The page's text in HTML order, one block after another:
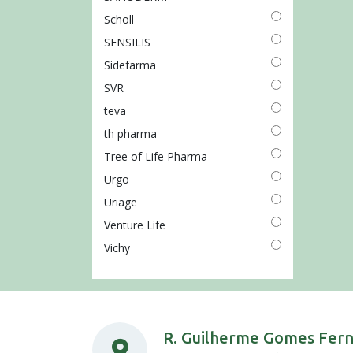
Scholl
SENSILIS
Sidefarma
SVR
teva
th pharma
Tree of Life Pharma
Urgo
Uriage
Venture Life
Vichy
R. Guilherme Gomes